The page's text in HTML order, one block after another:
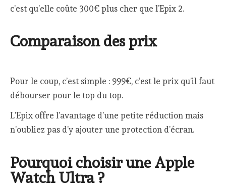
c’est qu’elle coûte 300€ plus cher que l’Epix 2.
Comparaison des prix
Pour le coup, c’est simple : 999€, c’est le prix qu’il faut
débourser pour le top du top.
L’Epix offre l’avantage d’une petite réduction mais
n’oubliez pas d’y ajouter une protection d’écran.
Pourquoi choisir une Apple
Watch Ultra ?